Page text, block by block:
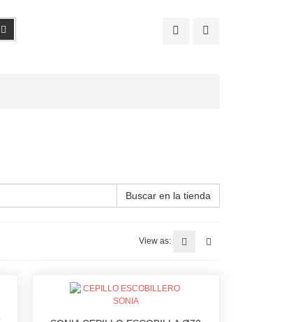
Buscar
Buscar en la tienda
View as: